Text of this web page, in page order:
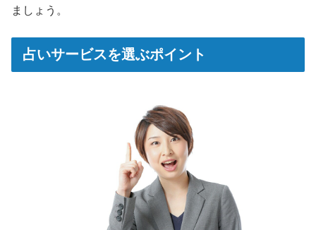
ましょう。
占いサービスを選ぶポイント